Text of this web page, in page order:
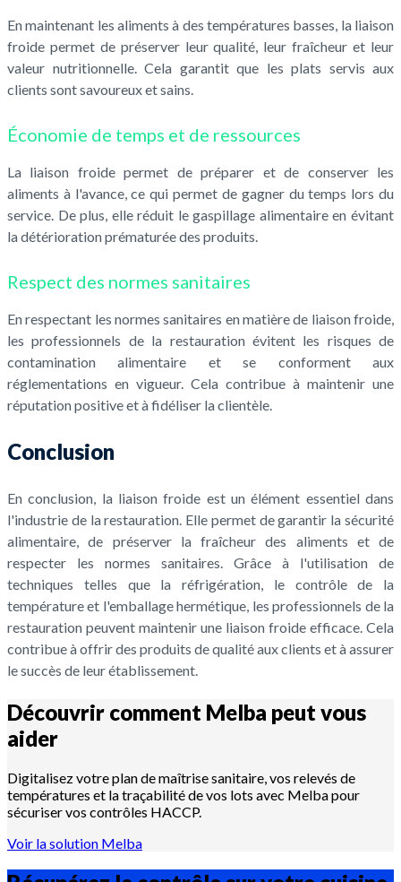
En maintenant les aliments à des températures basses, la liaison
froide permet de préserver leur qualité, leur fraîcheur et leur
valeur nutritionnelle. Cela garantit que les plats servis aux
clients sont savoureux et sains.
Économie de temps et de ressources
La liaison froide permet de préparer et de conserver les
aliments à l'avance, ce qui permet de gagner du temps lors du
service. De plus, elle réduit le gaspillage alimentaire en évitant
la détérioration prématurée des produits.
Respect des normes sanitaires
En respectant les normes sanitaires en matière de liaison froide,
les professionnels de la restauration évitent les risques de
contamination alimentaire et se conforment aux
réglementations en vigueur. Cela contribue à maintenir une
réputation positive et à fidéliser la clientèle.
Conclusion
En conclusion, la liaison froide est un élément essentiel dans
l'industrie de la restauration. Elle permet de garantir la sécurité
alimentaire, de préserver la fraîcheur des aliments et de
respecter les normes sanitaires. Grâce à l'utilisation de
techniques telles que la réfrigération, le contrôle de la
température et l'emballage hermétique, les professionnels de la
restauration peuvent maintenir une liaison froide efficace. Cela
contribue à offrir des produits de qualité aux clients et à assurer
le succès de leur établissement.
Découvrir comment Melba peut vous
aider
Digitalisez votre plan de maîtrise sanitaire, vos relevés de
températures et la traçabilité de vos lots avec Melba pour
sécuriser vos contrôles HACCP.
Voir la solution Melba